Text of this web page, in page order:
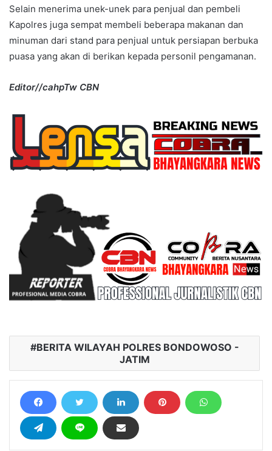
Selain menerima unek-unek para penjual dan pembeli
Kapolres juga sempat membeli beberapa makanan dan
minuman dari stand para penjual untuk persiapan berbuka
puasa yang akan di berikan kepada personil pengamanan.
Editor//cahpTw CBN
BERITA WILAYAH POLRES BONDOWOSO -
JATIM